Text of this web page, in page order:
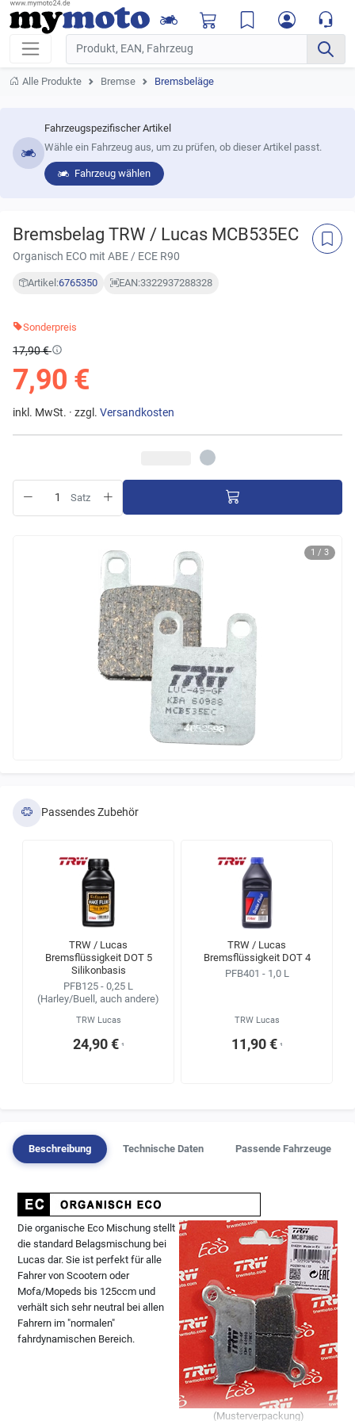
Alle Produkte Bremse Bremsbeläge
Fahrzeugspezifischer Artikel
Wähle ein Fahrzeug aus, um zu prüfen, ob dieser Artikel passt.
Fahrzeug wählen
Bremsbelag TRW / Lucas MCB535EC
Organisch ECO mit ABE / ECE R90
Artikel:6765350 EAN:3322937288328
1 / 3
Sonderpreis
17,90 €
7,90 €
inkl. MwSt. · zzgl. Versandkosten
Satz
Passendes Zubehör
TRW / Lucas
Bremsflüssigkeit DOT 5
Silikonbasis
PFB125 - 0,25 L
(Harley/Buell, auch andere)
TRW Lucas
24,90 € ¹
TRW / Lucas
Bremsflüssigkeit DOT 4
PFB401 - 1,0 L
TRW Lucas
11,90 € ¹
Beschreibung Technische Daten Passende Fahrzeuge
(Musterverpackung)
Die organische Eco Mischung stellt
die standard Belagsmischung bei
Lucas dar. Sie ist perfekt für alle
Fahrer von Scootern oder
Mofa/Mopeds bis 125ccm und
verhält sich sehr neutral bei allen
Fahrern im "normalen"
fahrdynamischen Bereich.